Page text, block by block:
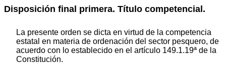
Disposición final primera. Título competencial.
La presente orden se dicta en virtud de la competencia
estatal en materia de ordenación del sector pesquero, de
acuerdo con lo establecido en el artículo 149.1.19ª de la
Constitución.